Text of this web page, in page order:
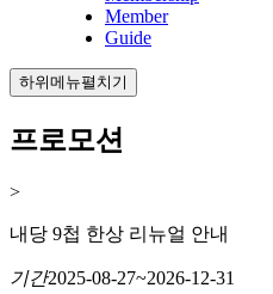
Member
Guide
하위메뉴펼치기
프로모션
>
내당 9첩 한상 리뉴얼 안내
기간2025-08-27~2026-12-31